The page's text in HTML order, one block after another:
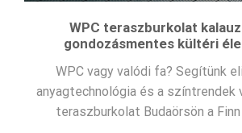
WPC teraszburkolat
gondozásmentes kültéri
WPC vagy valódi fa? Segítünk
anyagtechnológia és a színtrendek
teraszburkolat Budaörsön a